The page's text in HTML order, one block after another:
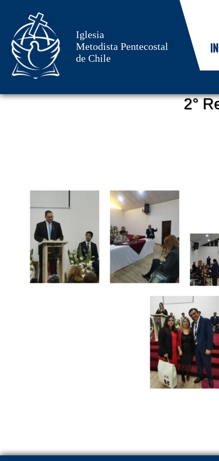
Iglesia
Metodista Pentecostal
de Chile
2°